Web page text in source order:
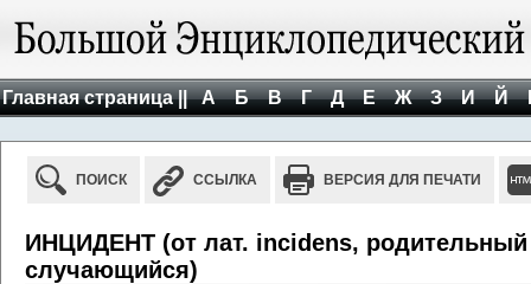
Главная страница || А Б В Г Д Е Ж З И Й
ПОИСК ССЫЛКА ВЕРСИЯ ДЛЯ ПЕЧАТИ
ИНЦИДЕНТ (от лат. incidens,
случающийся)